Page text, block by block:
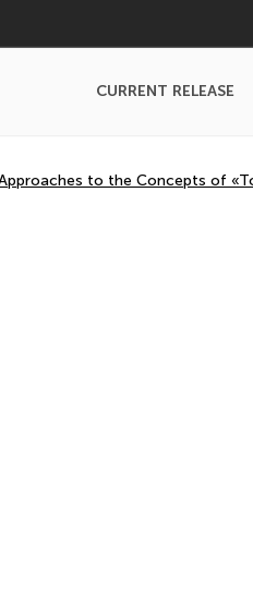
CURRENT RELEASE
to the Concepts of